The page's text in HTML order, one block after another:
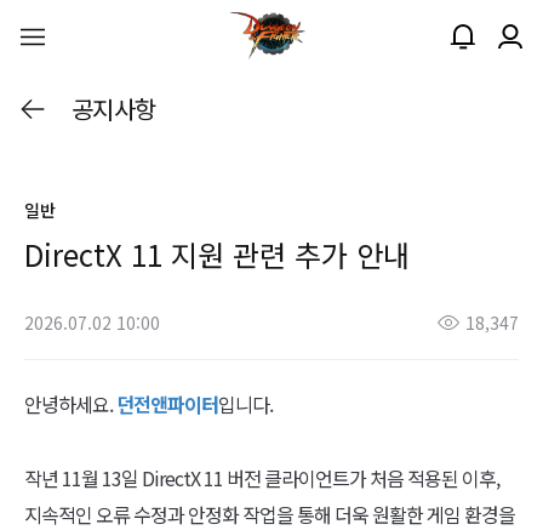
공지사항
일반
DirectX 11 지원 관련 추가 안내
2026.07.02 10:00 18,347
안녕하세요.던전앤파이터입니다.
작년 11월 13일 DirectX 11 버전 클라이언트가 처음 적용된 이후,
지속적인 오류 수정과 안정화 작업을 통해 더욱 원활한 게임 환경을